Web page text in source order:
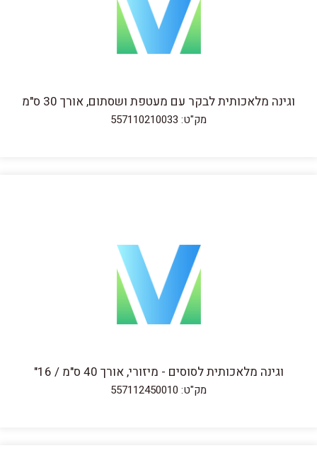
וגינה מלאכותית לבקר עם מעטפת ושסתום, אורך 30 ס"מ
מק"ט: 557110210033
וגינה מלאכותית לסוסים - מיזורי, אורך 40 ס"מ / 16"
מק"ט: 557112450010